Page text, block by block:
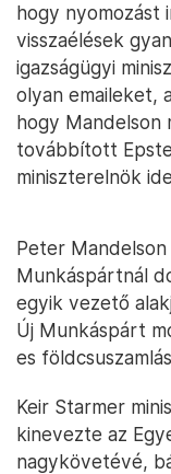
hogy
visszaélések
igazságügyi
olyan emaileket,
hogy Mandelson
továbbított
miniszterelnök
Peter
Munkáspártnál
egyik vezető
Új Munkáspárt
es
Keir Starmer
kinevezte az
nagykövetévé,